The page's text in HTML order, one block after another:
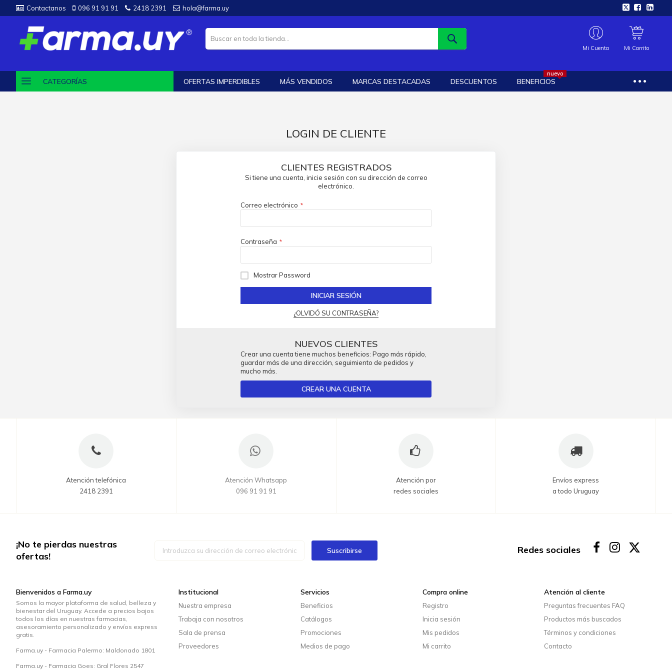
Contactanos 096 91 91 91 2418 2391 hola@farma.uy
Mi Cuenta Mi Carrito
CATEGORÍAS OFERTAS IMPERDIBLES MÁS VENDIDOS MARCAS DESTACADAS DESCUENTOS BENEFICIOS
nuevo
LOGIN DE CLIENTE
CLIENTES REGISTRADOS
Si tiene una cuenta, inicie sesión con su dirección de correo
electrónico.
Correo electrónico
Contraseña
Mostrar Password
INICIAR SESIÓN
¿OLVIDÓ SU CONTRASEÑA?
NUEVOS CLIENTES
Crear una cuenta tiene muchos beneficios: Pago más rápido,
guardar más de una dirección, seguimiento de pedidos y
mucho más.
CREAR UNA CUENTA
Atención telefónica
2418 2391
Atención Whatsapp
096 91 91 91
Atención por
redes sociales
Envíos express
a todo Uruguay
¡No te pierdas nuestras
ofertas!
Suscribirse Redes sociales
Bienvenidos a Farma.uy
Somos la mayor plataforma de salud, belleza y
bienestar del Uruguay. Accede a precios bajos
todos los días en nuestras farmacias,
asesoramiento personalizado y envíos express
gratis.
Farma.uy - Farmacia Palermo: Maldonado 1801
Farma.uy - Farmacia Goes: Gral Flores 2547
Institucional
Nuestra empresa
Trabaja con nosotros
Sala de prensa
Proveedores
Servicios
Beneficios
Catálogos
Promociones
Medios de pago
Compra online
Registro
Inicia sesión
Mis pedidos
Mi carrito
Atención al cliente
Preguntas frecuentes FAQ
Productos más buscados
Términos y condiciones
Contacto